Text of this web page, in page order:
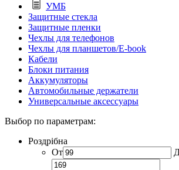
УМБ
Защитные стекла
Защитные пленки
Чехлы для телефонов
Чехлы для планшетов/E-book
Кабели
Блоки питания
Аккумуляторы
Автомобильные держатели
Универсальные аксессуары
Выбор по параметрам:
Роздрібна
От